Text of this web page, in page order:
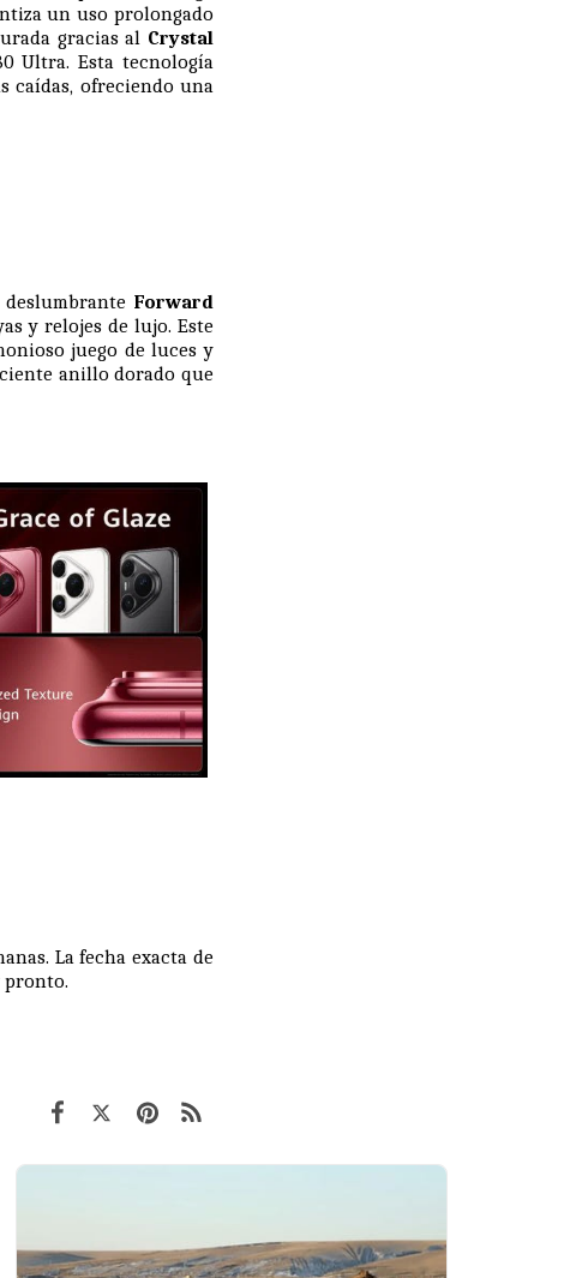
un uso prolongado
gracias al Crystal
Ultra. Esta tecnología
caídas, ofreciendo una
Forward
y relojes de lujo. Este
juego de luces y
anillo dorado que
La fecha exacta de
pronto.